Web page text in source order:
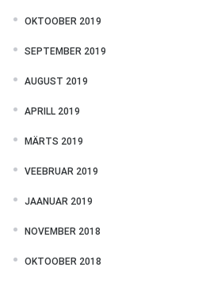
OKTOOBER 2019
SEPTEMBER 2019
AUGUST 2019
APRILL 2019
MÄRTS 2019
VEEBRUAR 2019
JAANUAR 2019
NOVEMBER 2018
OKTOOBER 2018